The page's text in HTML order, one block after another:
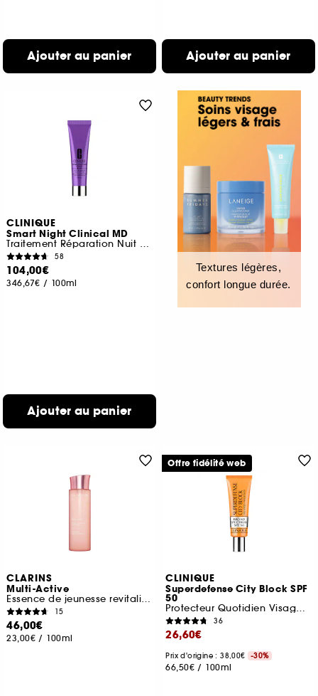
Ajouter au panier Ajouter au panier
CLINIQUE
Smart Night Clinical MD
Traitement Réparation Nuit Multi-dimensionnel RETINOL
58
104,00€
346,67€ / 100ml
Ajouter au panier
Textures légères,
confort longue durée.
CLARINS
Multi-Active
Essence de jeunesse revitalisante
15
46,00€
23,00€ / 100ml
CLINIQUE
Superdefense City Block SPF
50
Protecteur Quotidien Visage Énergisant SPF 50
36
26,60€
Prix d'origine : 38,00€ -30%
66,50€ / 100ml
Offre fidélité web